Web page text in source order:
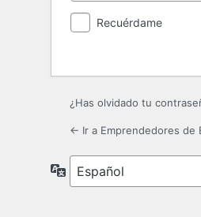
Recuérdame
¿Has olvidado tu
← Ir a Emprendedores de
Idioma